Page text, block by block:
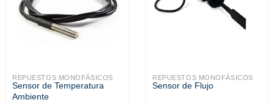
REPUESTOS MONOFÁSICOS
Sensor de Temperatura
Ambiente
REPUESTOS MONOFÁSICOS
Sensor de Flujo